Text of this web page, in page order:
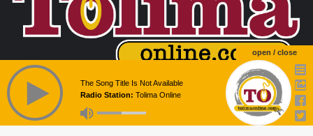
Facebook X WhatsApp Telegram Viber
open / close
The Song Title Is Not Available
Radio Station: Tolima Online